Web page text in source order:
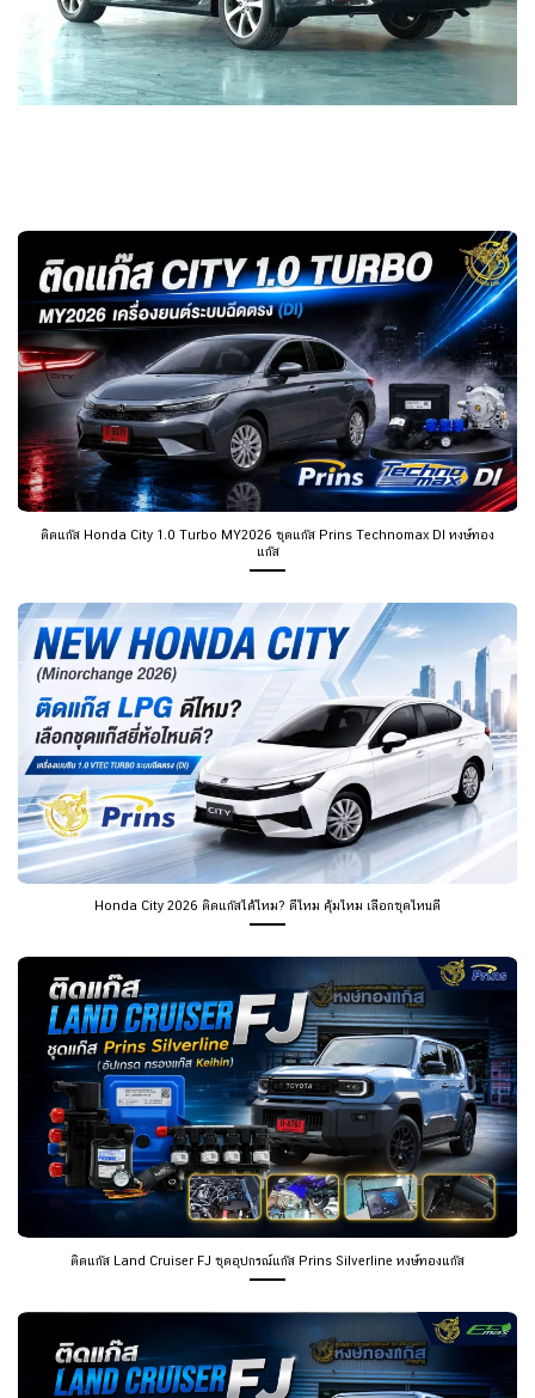
ติดแก๊ส Honda City 1.0 Turbo MY2026 ชุดแก๊ส Prins Technomax DI หงษ์ทอง
แก๊ส
Honda City 2026 ติดแก๊สได้ไหม? ดีไหม คุ้มไหม เลือกชุดไหนดี
ติดแก๊ส Land Cruiser FJ ชุดอุปกรณ์แก๊ส Prins Silverline หงษ์ทองแก๊ส